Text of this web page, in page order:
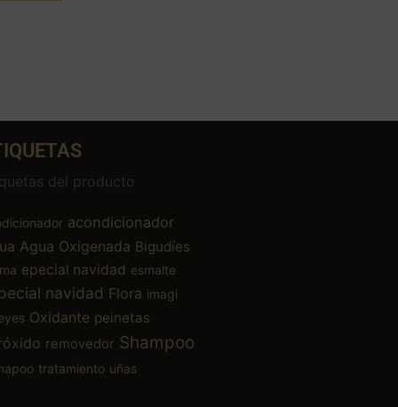
del producto
acondicionador
Agua Oxigenada Bigudíes
epecial navidad esmalte
navidad Flora imagi
Oxidante peinetas
removedor Shampoo
tratamiento uñas